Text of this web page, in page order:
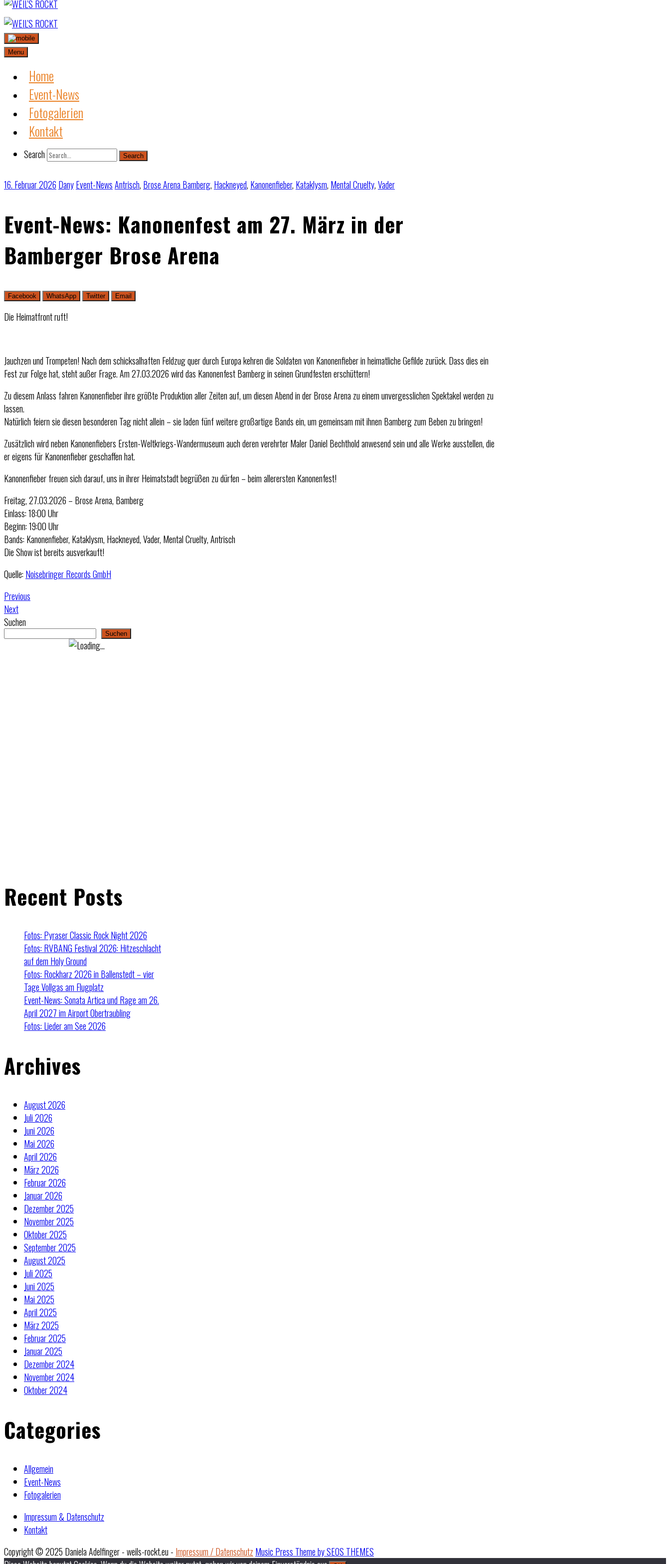
Skip
to
content
Menu
Home
Event-News
Fotogalerien
Kontakt
Search Search
16. Februar 2026 DanyEvent-NewsAntrisch, Brose Arena Bamberg, Hackneyed, Kanonenfieber, Kataklysm, Mental Cruelty,Vader
Event-News: Kanonenfest am 27. März in der
Bamberger Brose Arena
Facebook WhatsApp Twitter Email
Die Heimatfront ruft!
Jauchzen und Trompeten! Nach dem schicksalhaften Feldzug quer durch Europa kehren die Soldaten von Kanonenfieber in heimatliche Gefilde zurück. Dass dies ein
Fest zur Folge hat, steht außer Frage. Am 27.03.2026 wird das Kanonenfest Bamberg in seinen Grundfesten erschüttern!
Zu diesem Anlass fahren Kanonenfieber ihre größte Produktion aller Zeiten auf, um diesen Abend in der Brose Arena zu einem unvergesslichen Spektakel werden zu
lassen.
Natürlich feiern sie diesen besonderen Tag nicht allein – sie laden fünf weitere großartige Bands ein, um gemeinsam mit ihnen Bamberg zum Beben zu bringen!
Zusätzlich wird neben Kanonenfiebers Ersten-Weltkriegs-Wandermuseum auch deren verehrter Maler Daniel Bechthold anwesend sein und alle Werke ausstellen, die
er eigens für Kanonenfieber geschaffen hat.
Kanonenfieber freuen sich darauf, uns in ihrer Heimatstadt begrüßen zu dürfen – beim allerersten Kanonenfest!
Freitag, 27.03.2026 – Brose Arena, Bamberg
Einlass: 18:00 Uhr
Beginn: 19:00 Uhr
Bands: Kanonenfieber, Kataklysm, Hackneyed, Vader, Mental Cruelty, Antrisch
Die Show ist bereits ausverkauft!
Quelle: Noisebringer Records GmbH
Previous
Next
Suchen
Suchen
Recent Posts
Fotos: Pyraser Classic Rock Night 2026
Fotos: RVBANG Festival 2026: Hitzeschlacht
auf dem Holy Ground
Fotos: Rockharz 2026 in Ballenstedt – vier
Tage Vollgas am Flugplatz
Event-News: Sonata Artica und Rage am 26.
April 2027 im Airport Obertraubling
Fotos: Lieder am See 2026
Archives
August 2026
Juli 2026
Juni 2026
Mai 2026
April 2026
März 2026
Februar 2026
Januar 2026
Dezember 2025
November 2025
Oktober 2025
September 2025
August 2025
Juli 2025
Juni 2025
Mai 2025
April 2025
März 2025
Februar 2025
Januar 2025
Dezember 2024
November 2024
Oktober 2024
Categories
Allgemein
Event-News
Fotogalerien
Impressum & Datenschutz
Kontakt
Copyright © 2025 Daniela Adelfinger - weils-rockt.eu - Impressum / Datenschutz Music Press Theme by SEOS THEMES